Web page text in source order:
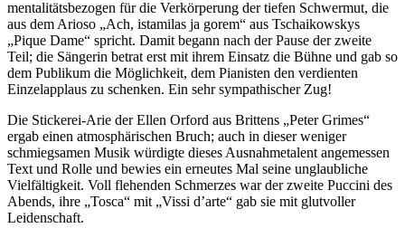
mentalitätsbezogen für die Verkörperung der tiefen Schwermut, die
aus dem Arioso „Ach, istamilas ja gorem“ aus Tschaikowskys
„Pique Dame“ spricht. Damit begann nach der Pause der zweite
Teil; die Sängerin betrat erst mit ihrem Einsatz die Bühne und gab so
dem Publikum die Möglichkeit, dem Pianisten den verdienten
Einzelapplaus zu schenken. Ein sehr sympathischer Zug!
Die Stickerei-Arie der Ellen Orford aus Brittens „Peter Grimes“
ergab einen atmosphärischen Bruch; auch in dieser weniger
schmiegsamen Musik würdigte dieses Ausnahmetalent angemessen
Text und Rolle und bewies ein erneutes Mal seine unglaubliche
Vielfältigkeit. Voll flehenden Schmerzes war der zweite Puccini des
Abends, ihre „Tosca“ mit „Vissi d’arte“ gab sie mit glutvoller
Leidenschaft.